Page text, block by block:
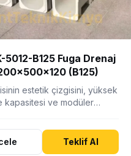
5012-B125 Fuga Drenaj
(B125)
estetik çizgisini, yüksek
kapasitesi ve modüler
Teklif Al